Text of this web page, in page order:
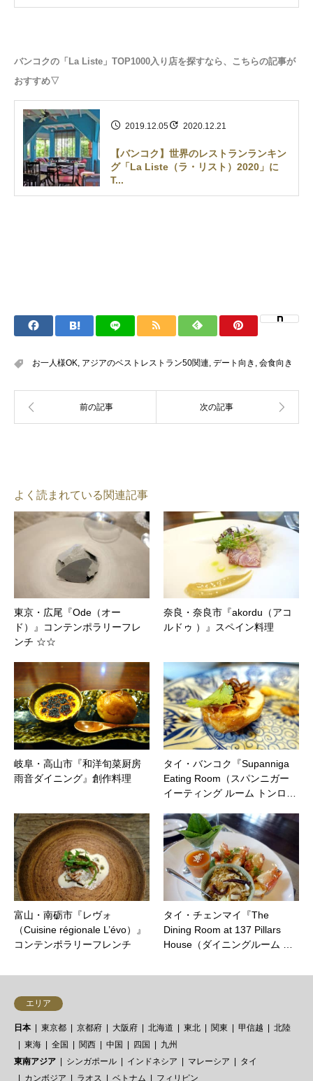
バンコクの「La Liste」TOP1000入り店を探すなら、こちらの記事が
おすすめ▽
2019.12.05 2020.12.21
【バンコク】世界のレストランランキン
グ「La Liste（ラ・リスト）2020」に
T...
お一人様OK アジアのベストレストラン50関連 デート向き 会食向き
よく読まれている関連記事
東京・広尾『Ode（オー
ド）』コンテンポラリーフレ
ンチ ☆☆
奈良・奈良市『akordu（アコ
ルドゥ ）』スペイン料理
岐阜・高山市『和洋旬菜厨房
雨音ダイニング』創作料理
タイ・バンコク『Supanniga
Eating Room（スパンニガー
イーティング ルーム トンロ…
富山・南砺市『レヴォ
（Cuisine régionale L’évo）』
コンテンポラリーフレンチ
タイ・チェンマイ『The
Dining Room at 137 Pillars
House（ダイニングルーム …
エリア
日本 東京都 京都府 大阪府 北海道 東北 関東 甲信越
北陸
東海
全国 関西 中国 四国
九州
東南アジア
シンガポール インドネシア マレーシア
タイ
カンボジア
ラオス ベトナム フィリピン